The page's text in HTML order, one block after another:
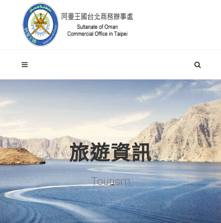
旅遊資訊
Tourism